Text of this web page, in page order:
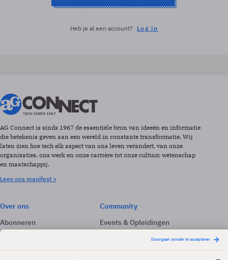
Heb je al een account? Log in
AG Connect is sinds 1967 de essentiële bron van ideeën en informatie
die betekenis geven aan een wereld in constante transformatie. Wij
laten zien hoe tech elk aspect van ons leven verandert, van onze
organisaties, ons werk en onze carrière tot onze cultuur, wetenschap
en maatschappij.
Lees ons manifest >
Over ons
Abonneren
Adverteren
Community
Events & Opleidingen